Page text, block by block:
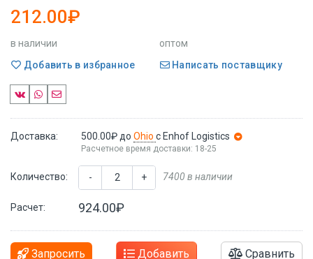
212.00₽
в наличии
оптом
Добавить в избранное
Написать поставщику
Доставка: 500.00₽ до Ohio с Enhof Logistics
Расчетное время доставки: 18-25
Количество: - + 7400 в наличии
Расчет: 924.00₽
Запросить Добавить Сравнить